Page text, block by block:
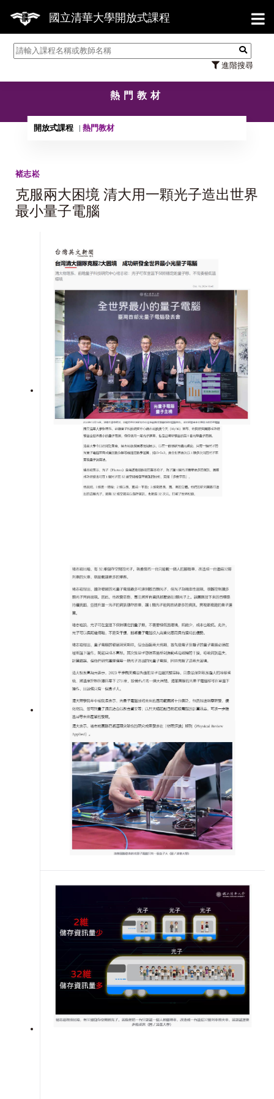
國立清華大學開放式課程
進階搜尋
【
熱門教材
開放式課程 熱門教材
褚志崧
克服兩大困境 清大用一顆光子造出世界
最小量子電腦